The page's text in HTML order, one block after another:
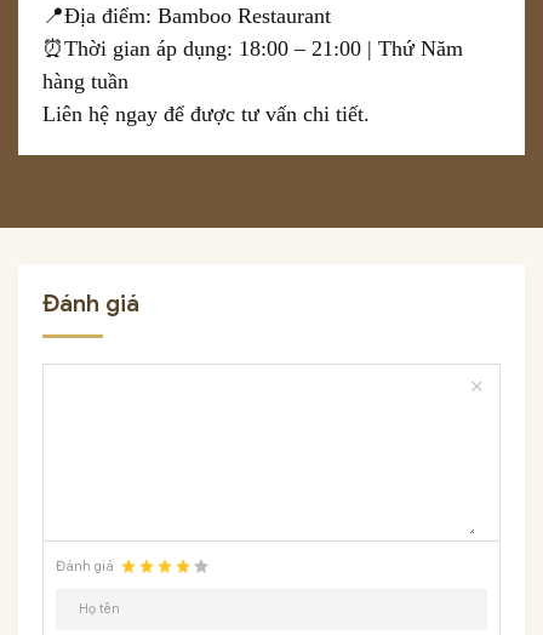
📍Địa điểm: Bamboo Restaurant
⏰Thời gian áp dụng: 18:00 – 21:00 | Thứ Năm
hàng tuần
Liên hệ ngay để được tư vấn chi tiết.
Đánh giá
close
Đánh giá